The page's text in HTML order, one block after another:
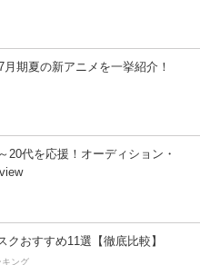
月期夏の新アニメを一挙紹介！
20代を応援！オーディション・
クおすすめ11選【徹底比較】
キング